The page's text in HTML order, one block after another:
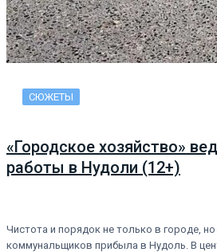
СЮЖЕТЫ
«Городское хозяйство»
работы в Нудоли (12+)
Чистота и порядок не только в городе, но
коммунальщиков прибыла в Нудоль. В